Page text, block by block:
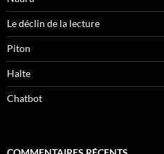
Le déclin de la lecture
Piton
Halte
Chatbot